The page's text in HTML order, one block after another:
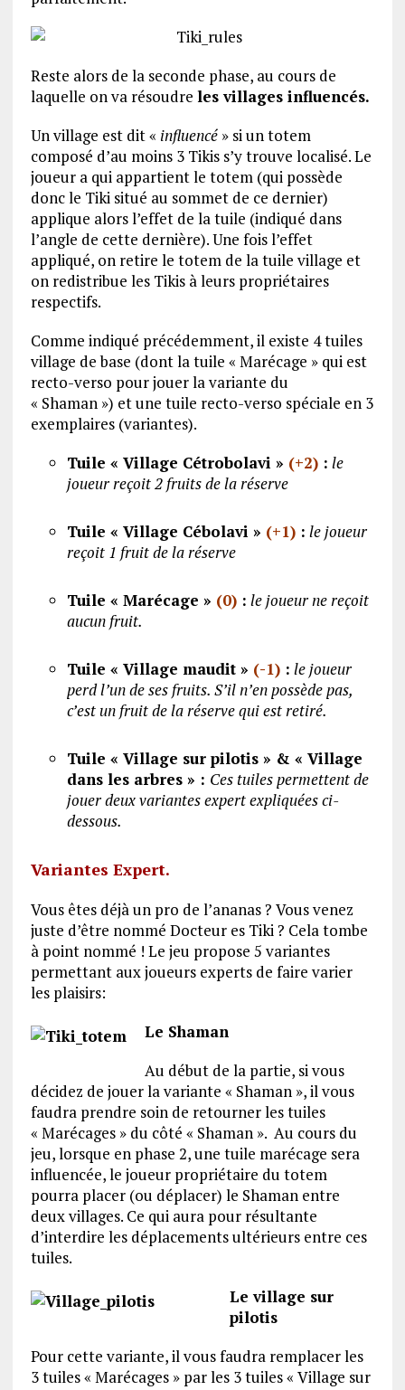
Reste alors de la seconde phase, au cours de
laquelle on va résoudre les villages influencés.
Un village est dit « influencé» si un totem
composé d’au moins 3 Tikis s’y trouve localisé. Le
joueur a qui appartient le totem (qui possède
donc le Tiki situé au sommet de ce dernier)
applique alors l’effet de la tuile (indiqué dans
l’angle de cette dernière). Une fois l’effet
appliqué, on retire le totem de la tuile village et
on redistribue les Tikis à leurs propriétaires
respectifs.
Comme indiqué précédemment, il existe 4 tuiles
village de base (dont la tuile « Marécage » qui est
recto-verso pour jouer la variante du
« Shaman ») et une tuile recto-verso spéciale en 3
exemplaires (variantes).
Tuile « Village Cétrobolavi » (+2): le
joueur reçoit 2 fruits de la réserve
Tuile « Village Cébolavi » (+1): le joueur
reçoit 1 fruit de la réserve
Tuile « Marécage » (0): le joueur ne reçoit
aucun fruit.
Tuile « Village maudit » (-1): le joueur
perd l’un de ses fruits. S’il n’en possède pas,
c’est un fruit de la réserve qui est retiré.
Tuile « Village sur pilotis » & « Village
dans les arbres » : Ces tuiles permettent de
jouer deux variantes expert expliquées ci-
dessous.
Variantes Expert.
Vous êtes déjà un pro de l’ananas ? Vous venez
juste d’être nommé Docteur es Tiki ? Cela tombe
à point nommé ! Le jeu propose 5 variantes
permettant aux joueurs experts de faire varier
les plaisirs:
Le Shaman
Au début de la partie, si vous
décidez de jouer la variante « Shaman », il vous
faudra prendre soin de retourner les tuiles
« Marécages » du côté « Shaman ». Au cours du
jeu, lorsque en phase 2, une tuile marécage sera
influencée, le joueur propriétaire du totem
pourra placer (ou déplacer) le Shaman entre
deux villages. Ce qui aura pour résultante
d’interdire les déplacements ultérieurs entre ces
tuiles.
Le village sur
pilotis
Pour cette variante, il vous faudra remplacer les
3 tuiles « Marécages » par les 3 tuiles « Village sur